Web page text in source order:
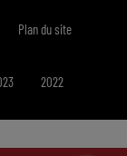
Plan du site
2022